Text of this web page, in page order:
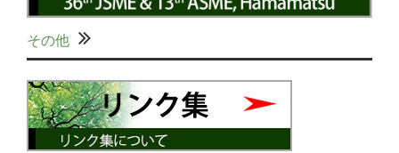
その他